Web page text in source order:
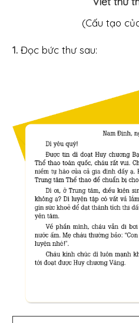
(Cấu tạo
1. Đọc bức thư sau: